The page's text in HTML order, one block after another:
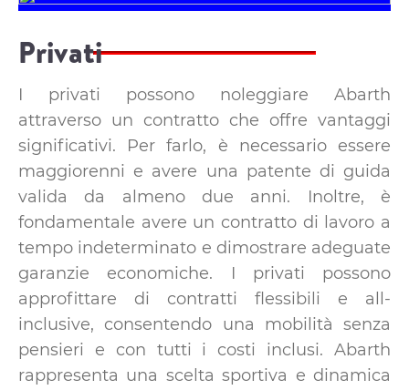
Privati
I privati possono noleggiare Abarth
attraverso un contratto che offre vantaggi
significativi. Per farlo, è necessario essere
maggiorenni e avere una patente di guida
valida da almeno due anni. Inoltre, è
fondamentale avere un contratto di lavoro a
tempo indeterminato e dimostrare adeguate
garanzie economiche. I privati possono
approfittare di contratti flessibili e all-
inclusive, consentendo una mobilità senza
pensieri e con tutti i costi inclusi. Abarth
rappresenta una scelta sportiva e dinamica